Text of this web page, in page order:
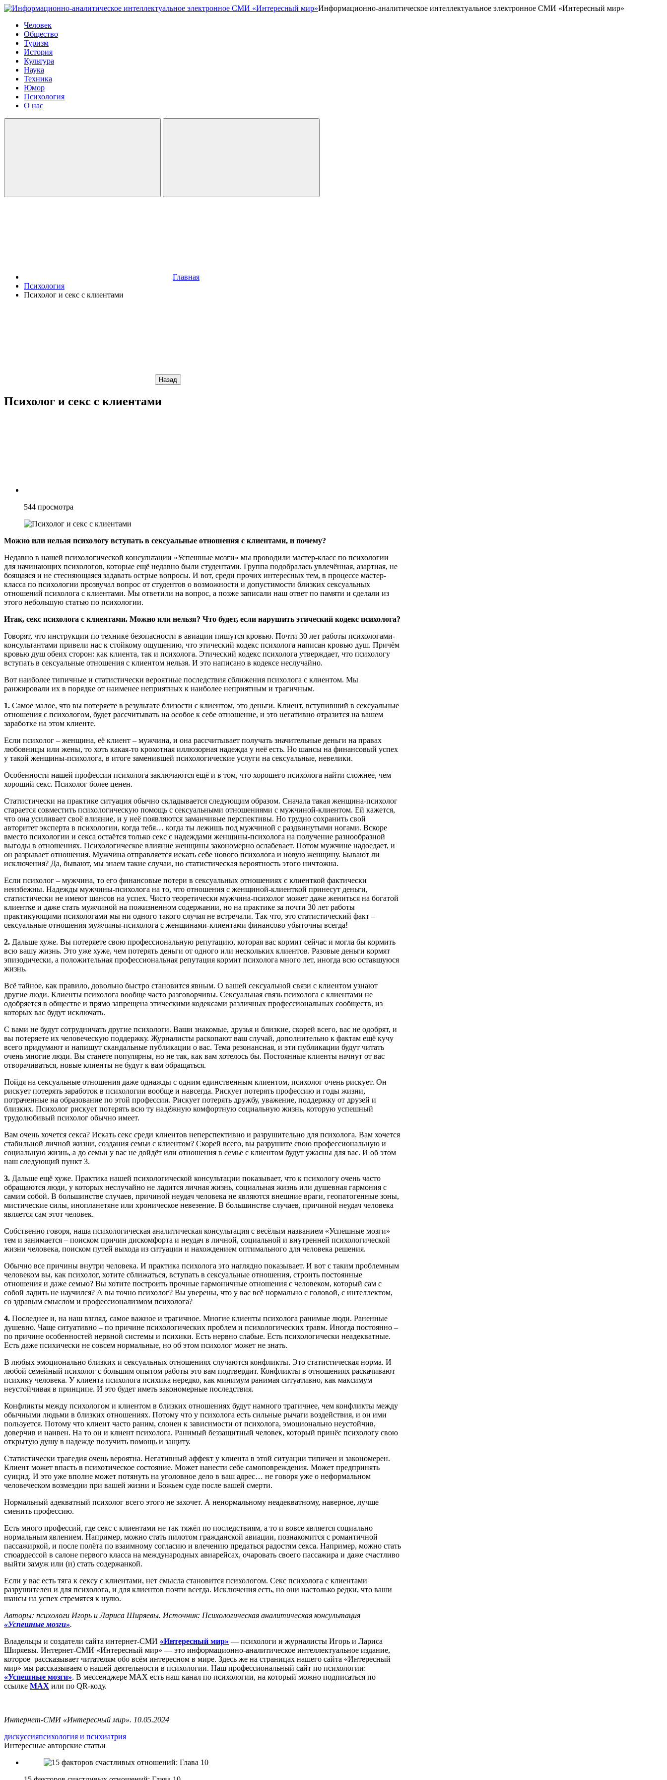
Информационно-аналитическое интеллектуальное электронное СМИ «Интересный мир»
Человек
Общество
Туризм
История
Культура
Наука
Техника
Юмор
Психология
О нас
Главная
Психология
Психолог и секс с клиентами
Назад
Психолог и секс с клиентами
544 просмотра
Можно или нельзя психологу вступать в сексуальные отношения с клиентами, и почему?
Недавно в нашей психологической консультации «Успешные мозги» мы проводили мастер-класс по психологии
для начинающих психологов, которые ещё недавно были студентами. Группа подобралась увлечённая, азартная, не
боящаяся и не стесняющаяся задавать острые вопросы. И вот, среди прочих интересных тем, в процессе мастер-
класса по психологии прозвучал вопрос от студентов о возможности и допустимости близких сексуальных
отношений психолога с клиентами. Мы ответили на вопрос, а позже записали наш ответ по памяти и сделали из
этого небольшую статью по психологии.
Итак, секс психолога с клиентами. Можно или нельзя? Что будет, если нарушить этический кодекс психолога?
Говорят, что инструкции по технике безопасности в авиации пишутся кровью. Почти 30 лет работы психологами-
консультантами привели нас к стойкому ощущению, что этический кодекс психолога написан кровью душ. Причём
кровью душ обеих сторон: как клиента, так и психолога. Этический кодекс психолога утверждает, что психологу
вступать в сексуальные отношения с клиентом нельзя. И это написано в кодексе неслучайно.
Вот наиболее типичные и статистически вероятные последствия сближения психолога с клиентом. Мы
ранжировали их в порядке от наименее неприятных к наиболее неприятным и трагичным.
1. Самое малое, что вы потеряете в результате близости с клиентом, это деньги. Клиент, вступивший в сексуальные
отношения с психологом, будет рассчитывать на особое к себе отношение, и это негативно отразится на вашем
заработке на этом клиенте.
Если психолог – женщина, её клиент – мужчина, и она рассчитывает получать значительные деньги на правах
любовницы или жены, то хоть какая-то крохотная иллюзорная надежда у неё есть. Но шансы на финансовый успех
у такой женщины-психолога, в итоге заменившей психологические услуги на сексуальные, невелики.
Особенности нашей профессии психолога заключаются ещё и в том, что хорошего психолога найти сложнее, чем
хороший секс. Психолог более ценен.
Статистически на практике ситуация обычно складывается следующим образом. Сначала такая женщина-психолог
старается совместить психологическую помощь с сексуальными отношениями с мужчиной-клиентом. Ей кажется,
что она усиливает своё влияние, и у неё появляются заманчивые перспективы. Но трудно сохранить свой
авторитет эксперта в психологии, когда тебя… когда ты лежишь под мужчиной с раздвинутыми ногами. Вскоре
вместо психологии и секса остаётся только секс с надеждами женщины-психолога на получение разнообразной
выгоды в отношениях. Психологическое влияние женщины закономерно ослабевает. Потом мужчине надоедает, и
он разрывает отношения. Мужчина отправляется искать себе нового психолога и новую женщину. Бывают ли
исключения? Да, бывают, мы знаем такие случаи, но статистическая вероятность этого ничтожна.
Если психолог – мужчина, то его финансовые потери в сексуальных отношениях с клиенткой фактически
неизбежны. Надежды мужчины-психолога на то, что отношения с женщиной-клиенткой принесут деньги,
статистически не имеют шансов на успех. Чисто теоретически мужчина-психолог может даже жениться на богатой
клиентке и даже стать мужчиной на пожизненном содержании, но на практике за почти 30 лет работы
практикующими психологами мы ни одного такого случая не встречали. Так что, это статистический факт –
сексуальные отношения мужчины-психолога с женщинами-клиентами финансово убыточны всегда!
2. Дальше хуже. Вы потеряете свою профессиональную репутацию, которая вас кормит сейчас и могла бы кормить
всю вашу жизнь. Это уже хуже, чем потерять деньги от одного или нескольких клиентов. Разовые деньги кормят
эпизодически, а положительная профессиональная репутация кормит психолога много лет, иногда всю оставшуюся
жизнь.
Всё тайное, как правило, довольно быстро становится явным. О вашей сексуальной связи с клиентом узнают
другие люди. Клиенты психолога вообще часто разговорчивы. Сексуальная связь психолога с клиентами не
одобряется в обществе и прямо запрещена этическими кодексами различных профессиональных сообществ, из
которых вас будут исключать.
С вами не будут сотрудничать другие психологи. Ваши знакомые, друзья и близкие, скорей всего, вас не одобрят, и
вы потеряете их человеческую поддержку. Журналисты раскопают ваш случай, дополнительно к фактам ещё кучу
всего придумают и напишут скандальные публикации о вас. Тема резонансная, и эти публикации будут читать
очень многие люди. Вы станете популярны, но не так, как вам хотелось бы. Постоянные клиенты начнут от вас
отворачиваться, новые клиенты не будут к вам обращаться.
Пойдя на сексуальные отношения даже однажды с одним единственным клиентом, психолог очень рискует. Он
рискует потерять заработок в психологии вообще и навсегда. Рискует потерять профессию и годы жизни,
потраченные на образование по этой профессии. Рискует потерять дружбу, уважение, поддержку от друзей и
близких. Психолог рискует потерять всю ту надёжную комфортную социальную жизнь, которую успешный
трудолюбивый психолог обычно имеет.
Вам очень хочется секса? Искать секс среди клиентов неперспективно и разрушительно для психолога. Вам хочется
стабильной личной жизни, создания семьи с клиентом? Скорей всего, вы разрушите свою профессиональную и
социальную жизнь, а до семьи у вас не дойдёт или отношения в семье с клиентом будут ужасны для вас. И об этом
наш следующий пункт 3.
3. Дальше ещё хуже. Практика нашей психологической консультации показывает, что к психологу очень часто
обращаются люди, у которых неслучайно не ладится личная жизнь, социальная жизнь или душевная гармония с
самим собой. В большинстве случаев, причиной неудач человека не являются внешние враги, геопатогенные зоны,
мистические силы, инопланетяне или хроническое невезение. В большинстве случаев, причиной неудач человека
является сам этот человек.
Собственно говоря, наша психологическая аналитическая консультация с весёлым названием «Успешные мозги»
тем и занимается – поиском причин дискомфорта и неудач в личной, социальной и внутренней психологической
жизни человека, поиском путей выхода из ситуации и нахождением оптимального для человека решения.
Обычно все причины внутри человека. И практика психолога это наглядно показывает. И вот с таким проблемным
человеком вы, как психолог, хотите сближаться, вступать в сексуальные отношения, строить постоянные
отношения и даже семью? Вы хотите построить прочные гармоничные отношения с человеком, который сам с
собой ладить не научился? А вы точно психолог? Вы уверены, что у вас всё нормально с головой, с интеллектом,
со здравым смыслом и профессионализмом психолога?
4. Последнее и, на наш взгляд, самое важное и трагичное. Многие клиенты психолога ранимые люди. Раненные
душевно. Чаще ситуативно – по причине психологических проблем и психологических травм. Иногда постоянно –
по причине особенностей нервной системы и психики. Есть нервно слабые. Есть психологически неадекватные.
Есть даже психически не совсем нормальные, но об этом психолог может не знать.
В любых эмоционально близких и сексуальных отношениях случаются конфликты. Это статистическая норма. И
любой семейный психолог с большим опытом работы это вам подтвердит. Конфликты в отношениях раскачивают
психику человека. У клиента психолога психика нередко, как минимум ранимая ситуативно, как максимум
неустойчивая в принципе. И это будет иметь закономерные последствия.
Конфликты между психологом и клиентом в близких отношениях будут намного трагичнее, чем конфликты между
обычными людьми в близких отношениях. Потому что у психолога есть сильные рычаги воздействия, и он ими
пользуется. Потому что клиент часто раним, слонен к зависимости от психолога, эмоционально неустойчив,
доверчив и наивен. На то он и клиент психолога. Ранимый беззащитный человек, который принёс психологу свою
открытую душу в надежде получить помощь и защиту.
Статистически трагедия очень вероятна. Негативный аффект у клиента в этой ситуации типичен и закономерен.
Клиент может впасть в психотическое состояние. Может нанести себе самоповреждения. Может предпринять
суицид. И это уже вполне может потянуть на уголовное дело в ваш адрес… не говоря уже о неформальном
человеческом возмездии при вашей жизни и Божьем суде после вашей смерти.
Нормальный адекватный психолог всего этого не захочет. А ненормальному неадекватному, наверное, лучше
сменить профессию.
Есть много профессий, где секс с клиентами не так тяжёл по последствиям, а то и вовсе является социально
нормальным явлением. Например, можно стать пилотом гражданской авиации, познакомится с романтичной
пассажиркой, и после полёта по взаимному согласию и влечению предаться радостям секса. Например, можно стать
стюардессой в салоне первого класса на международных авиарейсах, очаровать своего пассажира и даже счастливо
выйти замуж или (и) стать содержанкой.
Если у вас есть тяга к сексу с клиентами, нет смысла становится психологом. Секс психолога с клиентами
разрушителен и для психолога, и для клиентов почти всегда. Исключения есть, но они настолько редки, что ваши
шансы на успех стремятся к нулю.
Авторы: психологи Игорь и Лариса Ширяевы. Источник: Психологическая аналитическая консультация
«Успешные мозги».
Владельцы и создатели сайта интернет-СМИ «Интересный мир» — психологи и журналисты Игорь и Лариса
Ширяевы. Интернет-СМИ «Интересный мир» — это информационно-аналитическое интеллектуальное издание,
которое рассказывает читателям обо всём интересном в мире. Здесь же на страницах нашего сайта «Интересный
мир» мы рассказываем о нашей деятельности в психологии. Наш профессиональный сайт по психологии:
«Успешные мозги». В мессенджере MAX есть наш канал по психологии, на который можно подписаться по
ссылке MAX или по QR-коду.
Интернет-СМИ «Интересный мир». 10.05.2024
дискуссияпсихология и психиатрия
Интересные авторские статьи